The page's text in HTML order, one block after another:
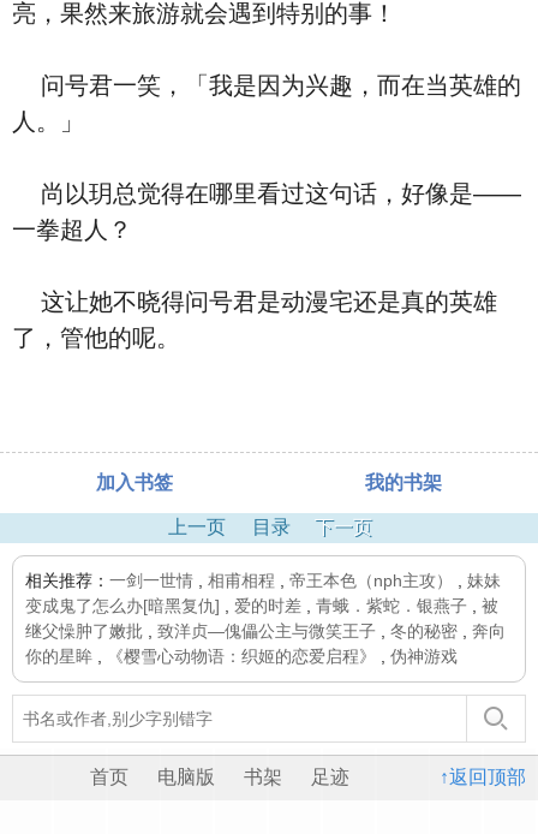
亮，果然来旅游就会遇到特别的事！
问号君一笑，「我是因为兴趣，而在当英雄的
人。」
尚以玥总觉得在哪里看过这句话，好像是——
一拳超人？
这让她不晓得问号君是动漫宅还是真的英雄
了，管他的呢。
加入书签 我的书架
上一页 目录 下一页
相关推荐： 一剑一世情 相甫相程 帝王本色（nph主攻）
妹妹
变成鬼了怎么办[暗黑复仇]
爱的时差 青蛾．紫蛇．银燕子
被
继父懆肿了嫩批
致洋贞—傀儡公主与微笑王子 冬的秘密
奔向
你的星眸
《樱雪心动物语：织姬的恋爱启程》 伪神游戏
↑返回顶部
首页 电脑版 书架 足迹